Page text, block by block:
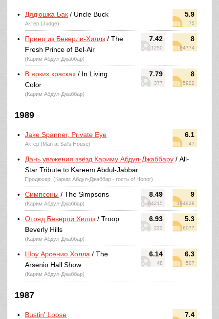
5.9
75
Дядюшка Бак / Uncle Buck
Актер (Judge)
7.42
1250
8
64774
Принц из Беверли-Хиллз / The
Fresh Prince of Bel-Air
(Карим Абдул-Джаббар)
7.79
377
8
5922
В ярких красках / In Living
Color
(Карим Абдул-Джаббар)
1989
6.1
47
Jake Spanner, Private Eye
Актер (Man at Sal's House)
Дань уважения звёзд Кариму Абдул-Джаббару / All-
Star Tribute to Kareem Abdul-Jabbar
Продюсер, (Карим Абдул-Джаббар - гость of Honor)
8.49
64215
9
184938
Симпсоны / The Simpsons
(Карим Абдул-Джаббар)
6.93
222
5.3
6077
Отряд Беверли Хиллз / Troop
Beverly Hills
(Карим Абдул-Джаббар)
6.14
48
6.3
507
Шоу Арсенио Холла / The
Arsenio Hall Show
(Карим Абдул-Джаббар)
1987
7.4
Bustin' Loose